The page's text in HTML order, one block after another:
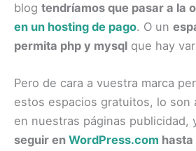
blog tendríamos que pasar a la
en un hosting de pago. O un
permita php y mysql que hay
Pero de cara a vuestra marca
estos espacios gratuitos, lo son
en nuestras páginas publicidad,
seguir en WordPress.com hasta